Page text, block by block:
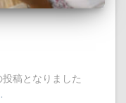
稿となりました